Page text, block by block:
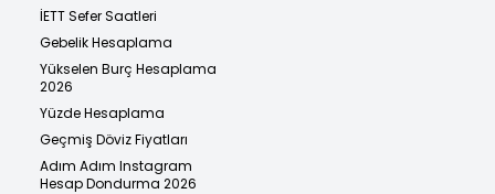
İETT Sefer Saatleri
Gebelik Hesaplama
Yükselen Burç Hesaplama
2026
Yüzde Hesaplama
Geçmiş Döviz Fiyatları
Adım Adım Instagram
Hesap Dondurma 2026